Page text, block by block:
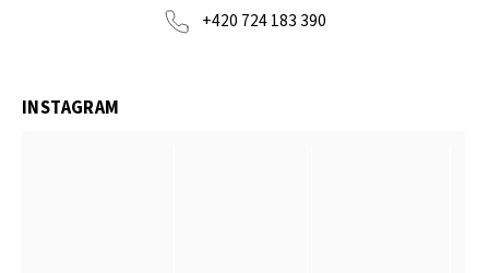
+420 724 183 390
INSTAGRAM